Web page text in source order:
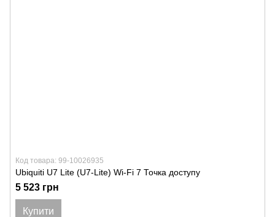
Код товара: 99-10026935
Ubiquiti U7 Lite (U7-Lite) Wi-Fi 7 Точка доступу
5 523 грн
Купити